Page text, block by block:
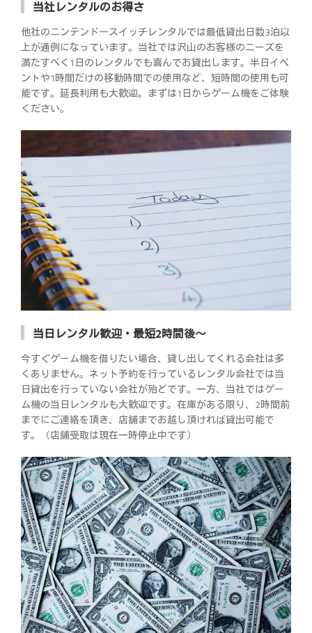
当社レンタルのお得さ
他社のニンテンドースイッチレンタルでは最低貸出日数3泊以
上が通例になっています。当社では沢山のお客様のニーズを
満たすべく1日のレンタルでも喜んでお貸出します。半日イベ
ントや1時間だけの移動時間での使用など、短時間の使用も可
能です。延長利用も大歓迎。まずは1日からゲーム機をご体験
ください。
当日レンタル歓迎・最短2時間後～
今すぐゲーム機を借りたい場合、貸し出してくれる会社は多
くありません。ネット予約を行っているレンタル会社では当
日貸出を行っていない会社が殆どです。一方、当社ではゲー
ム機の当日レンタルも大歓迎です。在庫がある限り、2時間前
までにご連絡を頂き、店舗までお越し頂ければ貸出可能で
す。（店舗受取は現在一時停止中です）